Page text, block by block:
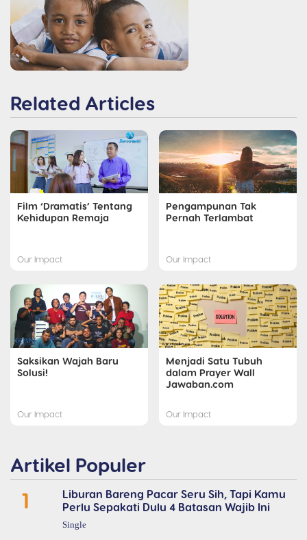
Related Articles
Film ‘Dramatis’ Tentang
Kehidupan Remaja
Our Impact
Pengampunan Tak
Pernah Terlambat
Our Impact
Saksikan Wajah Baru
Solusi!
Our Impact
Menjadi Satu Tubuh
dalam Prayer Wall
Jawaban.com
Our Impact
Artikel Populer
1
Liburan Bareng Pacar Seru Sih, Tapi Kamu
Perlu Sepakati Dulu 4 Batasan Wajib Ini
Single